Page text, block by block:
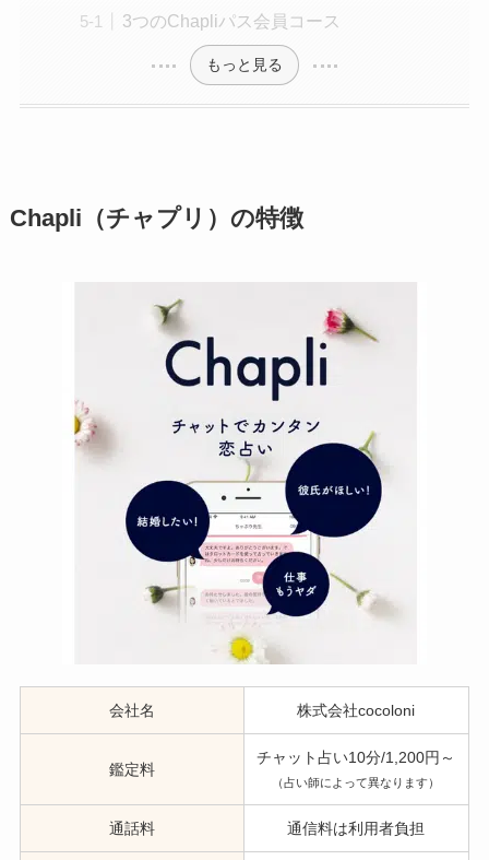
3つのChapliパス会員コース
もっと見る
Chapli（チャプリ）の特徴
会社名 株式会社cocoloni
鑑定料
チャット占い10分/1,200円～
（占い師によって異なります）
通話料 通信料は利用者負担